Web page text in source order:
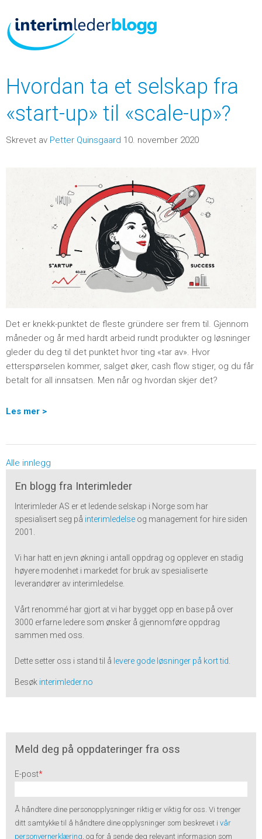
Hvordan ta et selskap fra
«start-up» til «scale-up»?
Skrevet av Petter Quinsgaard 10. november 2020
Det er knekk-punktet de fleste gründere ser frem til. Gjennom
måneder og år med hardt arbeid rundt produkter og løsninger
gleder du deg til det punktet hvor ting «tar av». Hvor
etterspørselen kommer, salget øker, cash flow stiger, og du får
betalt for all innsatsen. Men når og hvordan skjer det?
Les mer >
Alle innlegg
En blogg fra Interimleder
Interimleder AS er et ledende selskap i Norge som har
spesialisert seg på interimledelse og management for hire siden
2001.
Vi har hatt en jevn økning i antall oppdrag og opplever en stadig
høyere modenhet i markedet for bruk av spesialiserte
leverandører av interimledelse.
Vårt renommé har gjort at vi har bygget opp en base på over
3000 erfarne ledere som ønsker å gjennomføre oppdrag
sammen med oss.
Dette setter oss i stand til å levere gode løsninger på kort tid
Besøk interimleder.no
Meld deg på oppdateringer fra oss
E-post*
Å håndtere dine personopplysninger riktig er viktig for oss. Vi trenger
ditt samtykke til å håndtere dine opplysninger som beskrevet i vår
personvernerklæring , og for å sende deg relevant informasjon som